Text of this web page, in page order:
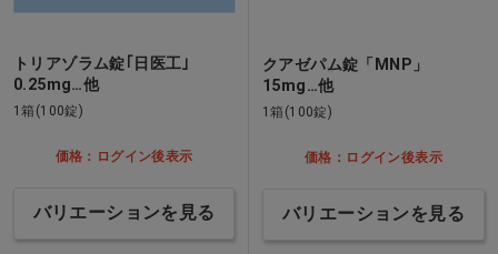
トリアゾラム錠｢日医工｣
0.25mg…他
1箱(100錠)
価格：ログイン後表示
バリエーションを見る
クアゼパム錠「MNP」
15mg…他
1箱(100錠)
価格：ログイン後表示
バリエーションを見る